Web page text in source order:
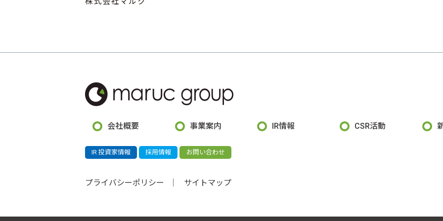
会社概要 事業案内 IR情報 CSR活動
IR 投資家情報 採用情報 お問い合わせ
プライバシーポリシー サイトマップ